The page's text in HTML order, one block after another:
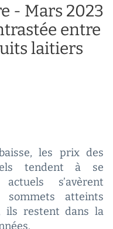
- Mars 2023
entre
laitiers
les prix des
tendent à se
s’avèrent
atteints
ils restent dans la